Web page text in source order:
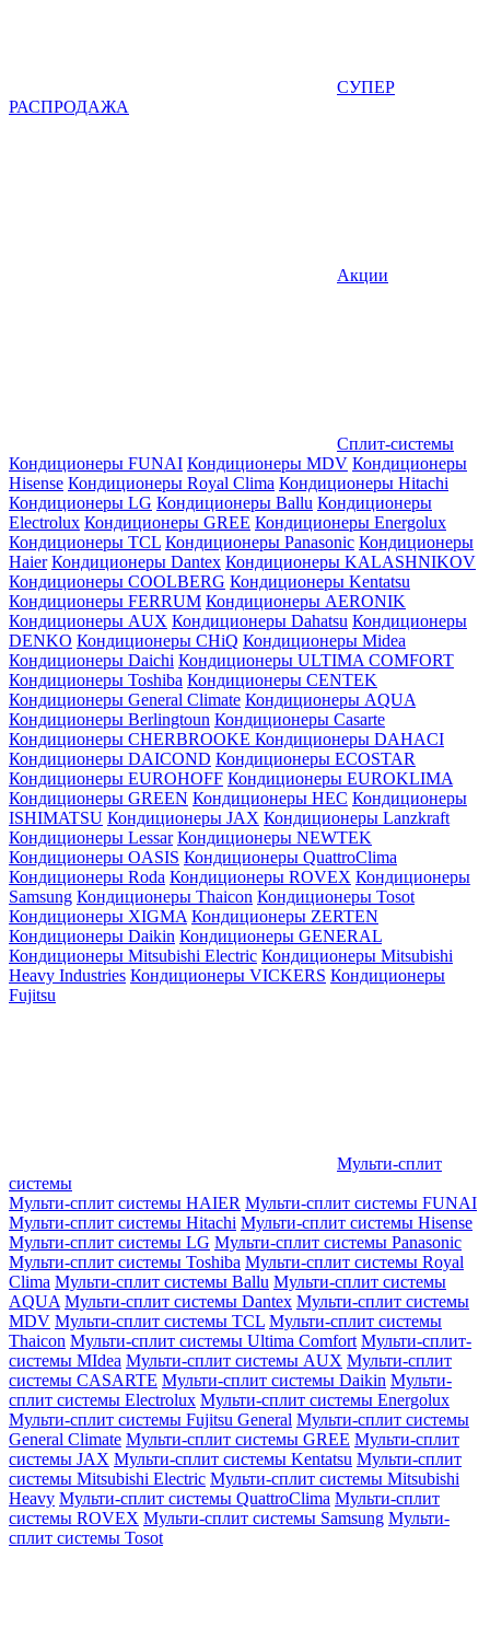
СУПЕР
РАСПРОДАЖА
Акции
Сплит-системы
Кондиционеры FUNAI Кондиционеры MDV Кондиционеры
Hisense Кондиционеры Royal Clima Кондиционеры Hitachi
Кондиционеры LG Кондиционеры Ballu Кондиционеры
Electrolux Кондиционеры GREE Кондиционеры Energolux
Кондиционеры TCL Кондиционеры Panasonic Кондиционеры
Haier Кондиционеры Dantex Кондиционеры KALASHNIKOV
Кондиционеры СOOLBERG Кондиционеры Kentatsu
Кондиционеры FERRUM Кондиционеры AERONIK
Кондиционеры AUX Кондиционеры Dahatsu Кондиционеры
DENKO Кондиционеры CHiQ Кондиционеры Midea
Кондиционеры Daichi Кондиционеры ULTIMA COMFORT
Кондиционеры Toshiba Кондиционеры CENTEK
Кондиционеры General Climate Кондиционеры AQUA
Кондиционеры Berlingtoun Кондиционеры Casarte
Кондиционеры CHERBROOKE Кондиционеры DAHACI
Кондиционеры DAICOND Кондиционеры ECOSTAR
Кондиционеры EUROHOFF Кондиционеры EUROKLIMA
Кондиционеры GREEN Кондиционеры HEC Кондиционеры
ISHIMATSU Кондиционеры JAX Кондиционеры Lanzkraft
Кондиционеры Lessar Кондиционеры NEWTEK
Кондиционеры OASIS Кондиционеры QuattroClima
Кондиционеры Roda Кондиционеры ROVEX Кондиционеры
Samsung Кондиционеры Thaicon Кондиционеры Tosot
Кондиционеры XIGMA Кондиционеры ZERTEN
Кондиционеры Daikin Кондиционеры GENERAL
Кондиционеры Mitsubishi Electric Кондиционеры Mitsubishi
Heavy Industries Кондиционеры VICKERS Кондиционеры
Fujitsu
Мульти-сплит
системы
Мульти-сплит системы HAIER Мульти-сплит системы FUNAI
Мульти-сплит системы Hitachi Мульти-сплит системы Hisense
Мульти-сплит системы LG Мульти-сплит системы Panasonic
Мульти-сплит системы Toshiba Мульти-сплит системы Royal
Clima Мульти-сплит системы Ballu Мульти-сплит системы
AQUA Мульти-сплит системы Dantex Мульти-сплит системы
MDV Мульти-сплит системы TCL Мульти-сплит системы
Thaicon Мульти-сплит системы Ultima Comfort Мульти-сплит-
системы MIdea Мульти-сплит системы AUX Мульти-сплит
системы CASARTE Мульти-сплит системы Daikin Мульти-
сплит системы Electrolux Мульти-сплит системы Energolux
Мульти-сплит системы Fujitsu General Мульти-сплит системы
General Climate Мульти-сплит системы GREE Мульти-сплит
системы JAX Мульти-сплит системы Kentatsu Мульти-сплит
системы Mitsubishi Electric Мульти-сплит системы Mitsubishi
Heavy Мульти-сплит системы QuattroClima Мульти-сплит
системы ROVEX Мульти-сплит системы Samsung Мульти-
сплит системы Tosot